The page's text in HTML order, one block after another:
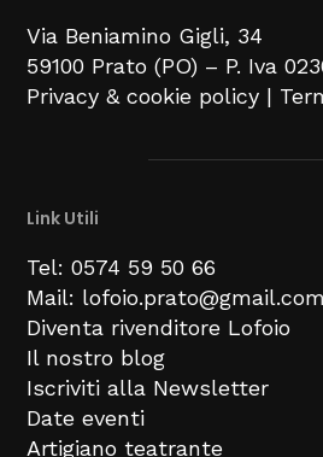
Via Beniamino Gigli, 34
59100 Prato (PO) – P. Iva
Privacy & cookie policy |
Link Utili
Tel: 0574 59 50 66
Mail: lofoio.prato@gmail.com
Diventa rivenditore Lofoio
Il nostro blog
Iscriviti alla Newsletter
Date eventi
Artigiano teatrante